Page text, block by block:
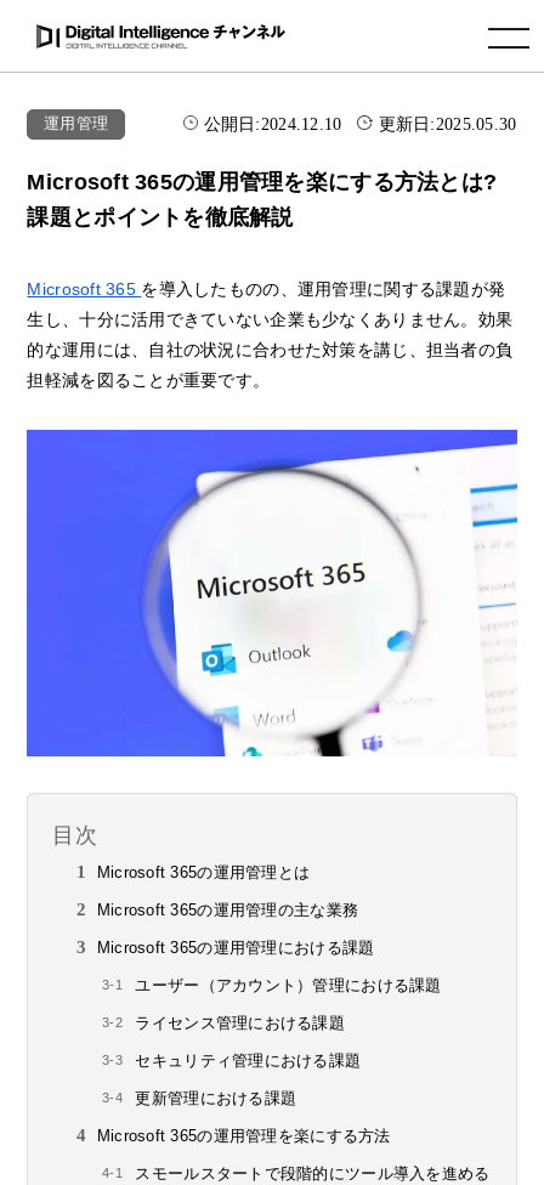
toggle navigation
運用管理 公開日:2024.12.10 更新日:2025.05.30
Microsoft 365の運用管理を楽にする方法とは?
課題とポイントを徹底解説
Microsoft 365 を導入したものの、運用管理に関する課題が発
生し、十分に活用できていない企業も少なくありません。効果
的な運用には、自社の状況に合わせた対策を講じ、担当者の負
担軽減を図ることが重要です。
目次
Microsoft 365の運用管理とは
Microsoft 365の運用管理の主な業務
Microsoft 365の運用管理における課題
ユーザー（アカウント）管理における課題
ライセンス管理における課題
セキュリティ管理における課題
更新管理における課題
Microsoft 365の運用管理を楽にする方法
スモールスタートで段階的にツール導入を進める